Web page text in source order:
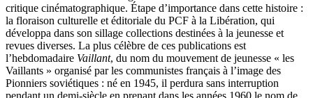
critique cinématographique. Étape d’importance dans cette histoire :
la floraison culturelle et éditoriale du PCF à la Libération, qui
développa dans son sillage collections destinées à la jeunesse et
revues diverses. La plus célèbre de ces publications est
l’hebdomadaire Vaillant, du nom du mouvement de jeunesse « les
Vaillants » organisé par les communistes français à l’image des
Pionniers soviétiques : né en 1945, il perdura sans interruption
pendant un demi-siècle en prenant dans les années 1960 le nom de